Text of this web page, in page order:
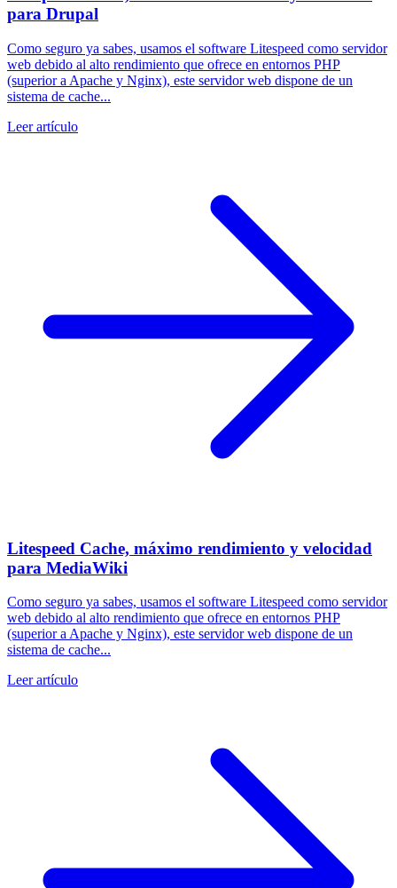
para Drupal
Como seguro ya sabes, usamos el software Litespeed como servidor
web debido al alto rendimiento que ofrece en entornos PHP
(superior a Apache y Nginx), este servidor web dispone de un
sistema de cache...
Leer artículo
Litespeed Cache, máximo rendimiento y velocidad
para MediaWiki
Como seguro ya sabes, usamos el software Litespeed como servidor
web debido al alto rendimiento que ofrece en entornos PHP
(superior a Apache y Nginx), este servidor web dispone de un
sistema de cache...
Leer artículo